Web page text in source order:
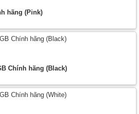
hãng (Pink)
Chính hãng (Black)